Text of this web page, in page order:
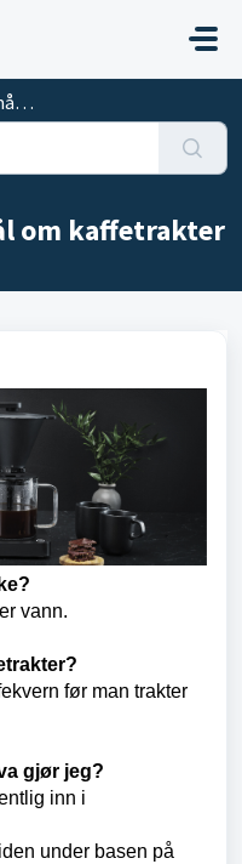
om kaffetrakter
vann.
før man trakter
gjør jeg?
inn i
under basen på